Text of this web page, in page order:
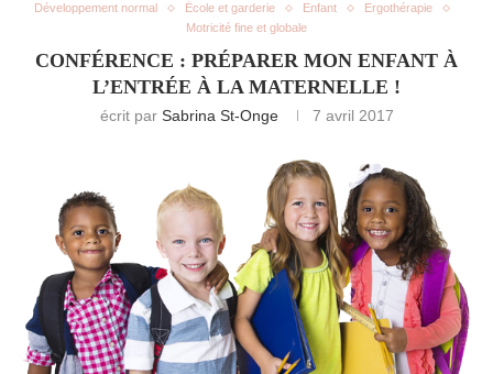
Développement normal École et garderie Enfant
Ergothérapie
Motricité fine et globale
CONFÉRENCE : PRÉPARER MON ENFANT À
L’ENTRÉE À LA MATERNELLE !
écrit par Sabrina St-Onge 7 avril 2017